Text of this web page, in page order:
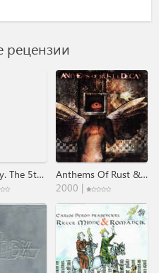
рецензии
Ant-hology. The 5th Anniversary Compilation
Anthems Of Rust & Decay - A Tribute To Marilyn Manson
2000 |